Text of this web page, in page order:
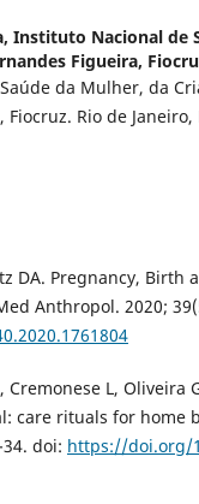
Instituto Nacional de
Figueira,
da Mulher, da
Rio de Janeiro,
DA. Pregnancy, Birth
Anthropol. 2020;
Cremonese L, Oliveira
care rituals for home
doi: https://doi.org/